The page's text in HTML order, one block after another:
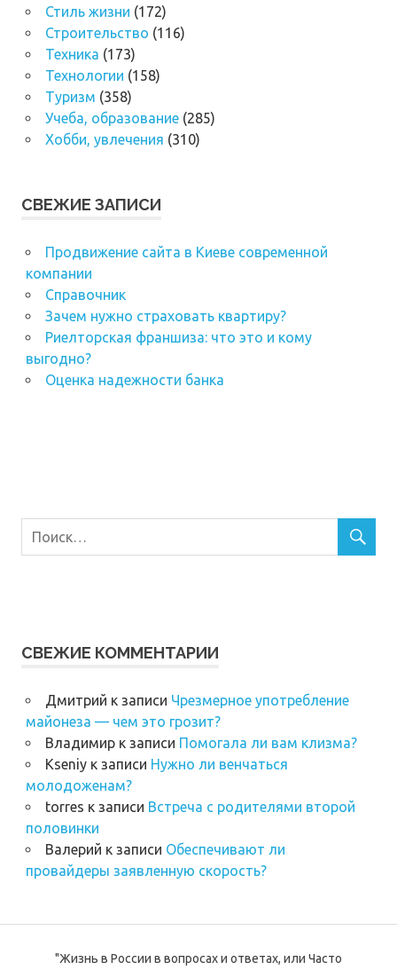
Стиль жизни (172)
Строительство (116)
Техника (173)
Технологии (158)
Туризм (358)
Учеба, образование(285)
Хобби, увлечения (310)
СВЕЖИЕ ЗАПИСИ
Продвижение сайта в Киеве современной
компании
Справочник
Зачем нужно страховать квартиру?
Риелторская франшиза: что это и кому
выгодно?
Оценка надежности банка
СВЕЖИЕ КОММЕНТАРИИ
Дмитрий к записи Чрезмерное употребление
майонеза — чем это грозит?
Владимирк записи Помогала ли вам клизма?
Kseniyк записи Нужно ли венчаться
молодоженам?
torres к записи Встреча с родителями второй
половинки
Валерий к записи Обеспечивают ли
провайдеры заявленную скорость?
"Жизнь в России в вопросах и ответах, или Часто